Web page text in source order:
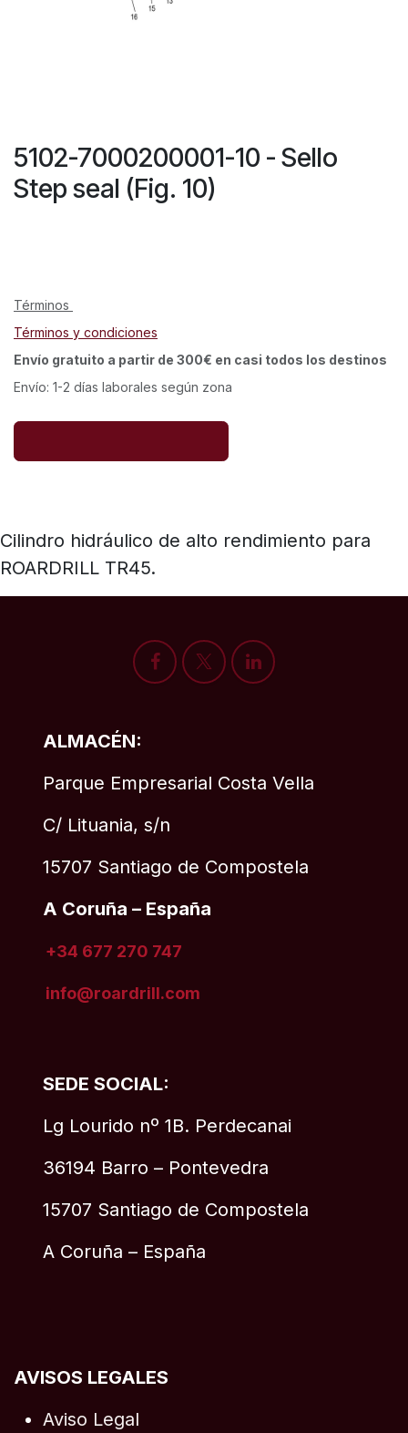
5102-7000200001-10 - Sello
Step seal (Fig. 10)
Términos
Términos y condiciones
Envío gratuito a partir de 300€ en casi todos los destinos
Envío: 1-2 días laborales según zona
Cilindro hidráulico de alto rendimiento para
ROARDRILL TR45.
SEDE SOCIAL:
Lg Lourido nº 1B. Perdecanai
36194 Barro – Pontevedra
15707 Santiago de Compostela
A Coruña – España
ALMACÉN:
Parque Empresarial Costa Vella
C/ Lituania, s/n
15707 Santiago de Compostela
A Coruña – España
+34 677 270 747
info@roardrill.com
AVISOS LEGALES
Aviso Legal